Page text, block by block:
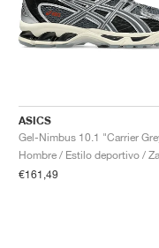
ASICS
Gel-Nimbus 10.1 "Carrier
Hombre / Estilo deportivo /
€161,49